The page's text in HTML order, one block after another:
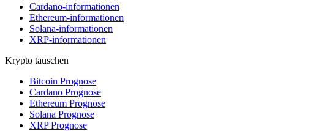
Cardano-informationen
Ethereum-informationen
Solana-informationen
XRP-informationen
Krypto tauschen
Bitcoin Prognose
Cardano Prognose
Ethereum Prognose
Solana Prognose
XRP Prognose